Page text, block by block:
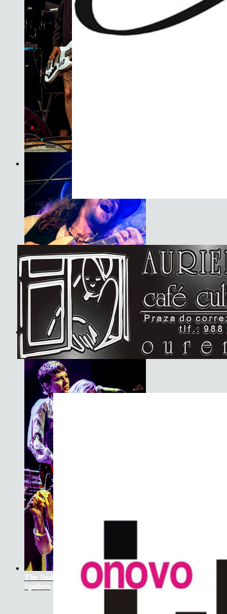
Son do Camiño
Basement Saints
The Soundtrack Of Our Lives +
Spiders